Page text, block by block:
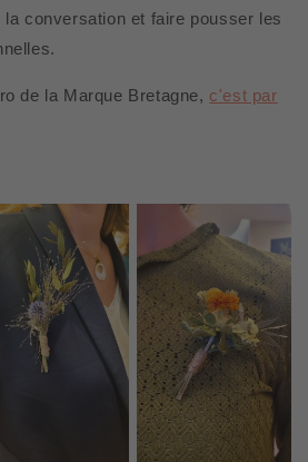
conversation et faire pousser les
de la Marque Bretagne, c'est par